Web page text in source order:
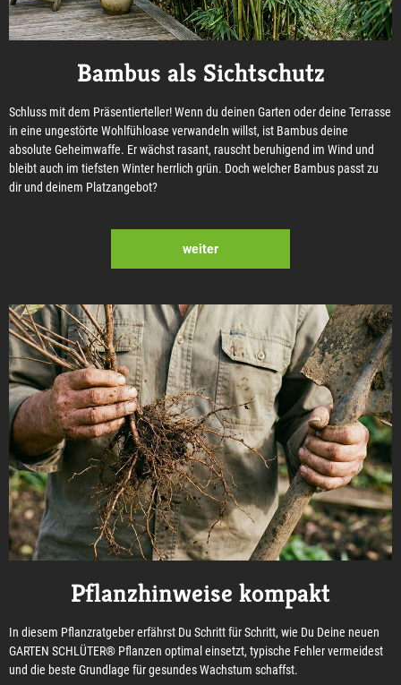
Bambus als Sichtschutz
Schluss mit dem Präsentierteller! Wenn du deinen Garten oder deine Terrasse
in eine ungestörte Wohlfühloase verwandeln willst, ist Bambus deine
absolute Geheimwaffe. Er wächst rasant, rauscht beruhigend im Wind und
bleibt auch im tiefsten Winter herrlich grün. Doch welcher Bambus passt zu
dir und deinem Platzangebot?
weiter
Pflanzhinweise kompakt
In diesem Pflanzratgeber erfährst Du Schritt für Schritt, wie Du Deine neuen
GARTEN SCHLÜTER® Pflanzen optimal einsetzt, typische Fehler vermeidest
und die beste Grundlage für gesundes Wachstum schaffst.